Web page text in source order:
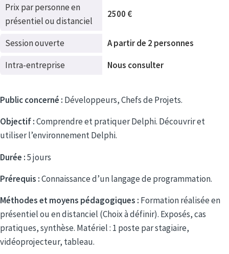
Prix par personne en
présentiel ou distanciel
2500 €
Session ouverte
A partir de 2 personnes
Intra-entreprise
Nous consulter
Public concerné : Développeurs, Chefs de Projets.
Objectif :Comprendre et pratiquer Delphi. Découvrir et
utiliser l’environnement Delphi.
Durée :5 jours
Prérequis :Connaissance d’un langage de programmation.
Méthodes et moyens pédagogiques : Formation réalisée en
présentiel ou en distanciel (Choix à définir). Exposés, cas
pratiques, synthèse. Matériel : 1 poste par stagiaire,
vidéoprojecteur, tableau.